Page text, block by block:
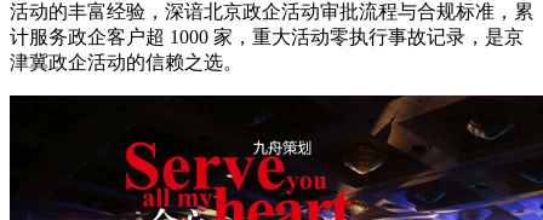
活动的丰富经验，深谙北京政企活动审批流程与合规标准，累
计服务政企客户超 1000 家，重大活动零执行事故记录，是京
津冀政企活动的信赖之选。